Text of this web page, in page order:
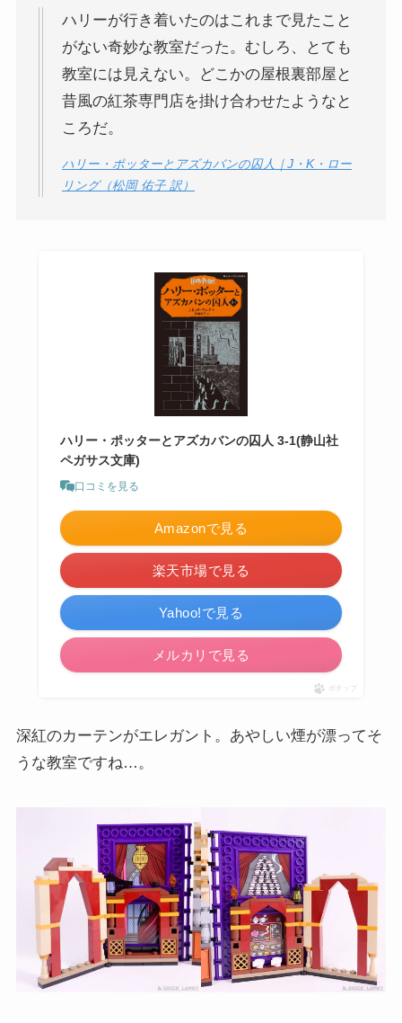
ハリーが行き着いたのはこれまで見たこと
がない奇妙な教室だった。むしろ、とても
教室には見えない。どこかの屋根裏部屋と
昔風の紅茶専門店を掛け合わせたようなと
ころだ。
ハリー・ポッターとアズカバンの囚人｜J・K・ロー
リング（松岡 佑子 訳）
ハリー・ポッターとアズカバンの囚人 3-1(静山社
ペガサス文庫)
口コミを見る
Amazonで見る
楽天市場で見る
Yahoo!で見る
メルカリで見る
ポチップ
深紅のカーテンがエレガント。あやしい煙が漂ってそ
うな教室ですね…。